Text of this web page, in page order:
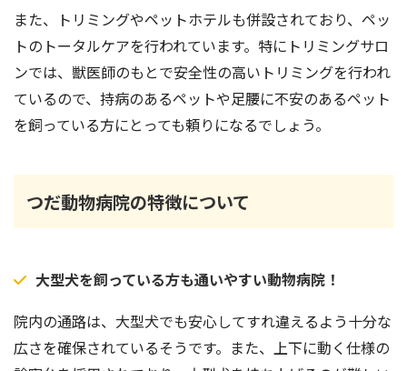
また、トリミングやペットホテルも併設されており、ペッ
トのトータルケアを行われています。特にトリミングサロ
ンでは、獣医師のもとで安全性の高いトリミングを行われ
ているので、持病のあるペットや足腰に不安のあるペット
を飼っている方にとっても頼りになるでしょう。
つだ動物病院の特徴について
大型犬を飼っている方も通いやすい動物病院！
院内の通路は、大型犬でも安心してすれ違えるよう十分な
広さを確保されているそうです。また、上下に動く仕様の